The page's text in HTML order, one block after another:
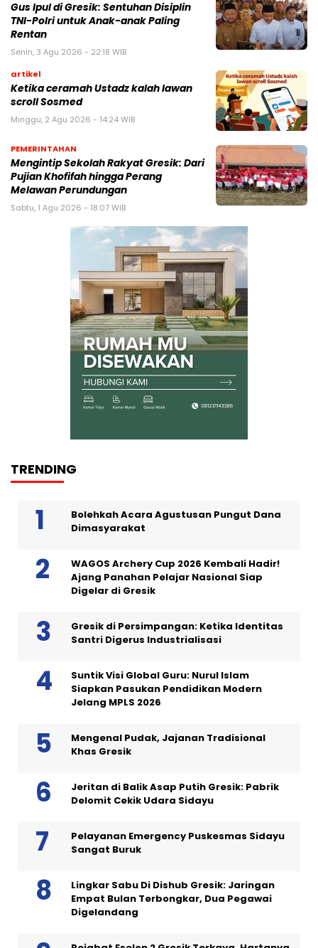
Gus Ipul di Gresik: Sentuhan Disiplin
TNI-Polri untuk Anak-anak Paling
Rentan
Senin, 3 Agu 2026 - 22:18 WIB
artikel
Ketika ceramah Ustadz kalah lawan
scroll Sosmed
Minggu, 2 Agu 2026 - 14:24 WIB
PEMERINTAHAN
Mengintip Sekolah Rakyat Gresik: Dari
Pujian Khofifah hingga Perang
Melawan Perundungan
Sabtu, 1 Agu 2026 - 18:07 WIB
TRENDING
Bolehkah Acara Agustusan Pungut Dana
Dimasyarakat
WAGOS Archery Cup 2026 Kembali Hadir!
Ajang Panahan Pelajar Nasional Siap
Digelar di Gresik
Gresik di Persimpangan: Ketika Identitas
Santri Digerus Industrialisasi
Suntik Visi Global Guru: Nurul Islam
Siapkan Pasukan Pendidikan Modern
Jelang MPLS 2026
Mengenal Pudak, Jajanan Tradisional
Khas Gresik
Jeritan di Balik Asap Putih Gresik: Pabrik
Delomit Cekik Udara Sidayu
Pelayanan Emergency Puskesmas Sidayu
Sangat Buruk
Lingkar Sabu Di Dishub Gresik: Jaringan
Empat Bulan Terbongkar, Dua Pegawai
Digelandang